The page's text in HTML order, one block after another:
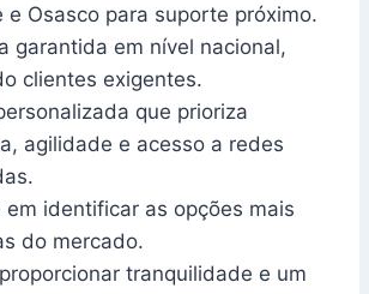
e Osasco para suporte próximo.
garantida em nível nacional,
clientes exigentes.
que prioriza
agilidade e acesso a redes
em identificar as opções mais
do mercado.
tranquilidade e um